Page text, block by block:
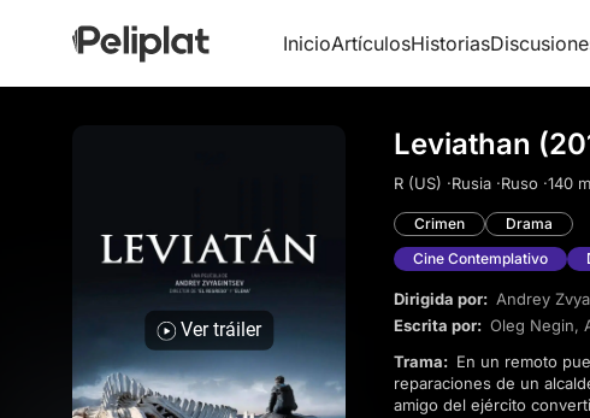
InicioArtículosHistorias
Ver tráiler
Leviathan
R (US) ·Rusia ·Ruso ·140
Crimen
Drama
Cine Contemplativo
Dirigida por: Andrey
Escrita por: Oleg Negin,
Trama:
reparaciones de un
amigo del ejército